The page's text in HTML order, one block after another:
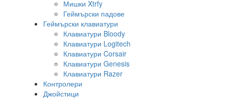
Мишки Xtrfy
Геймърски падове
Геймърски клавиатури
Клавиатури Bloody
Клавиатури Logitech
Клавиатури Corsair
Клавиатури Genesis
Клавиатури Razer
Контролери
Джойстици